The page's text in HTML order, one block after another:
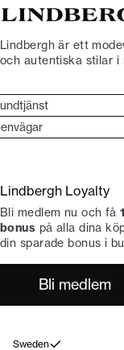
Lindbergh är ett
och autentiska stilar i
köp
Lindbergh-
Lindbergh Loyalty
Bli medlem nu och få
bonus på alla dina
din sparade bonus i
Bli medlem
Sweden